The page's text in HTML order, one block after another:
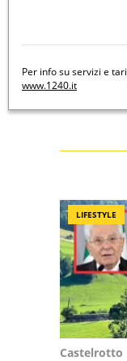
Per info su servizi e
www.1240.it
LIFESTYLE
Castelrotto